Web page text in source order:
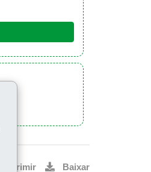
Imprimir Baixar